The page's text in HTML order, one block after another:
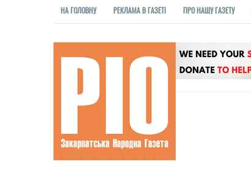
НА ГОЛОВНУ РЕКЛАМА В ГАЗЕТІ ПРО НАШУ ГАЗЕТУ